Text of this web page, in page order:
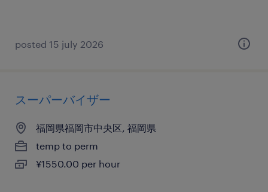
posted 15 july 2026
スーパーバイザー
福岡県福岡市中央区, 福岡県
temp to perm
¥1550.00 per hour